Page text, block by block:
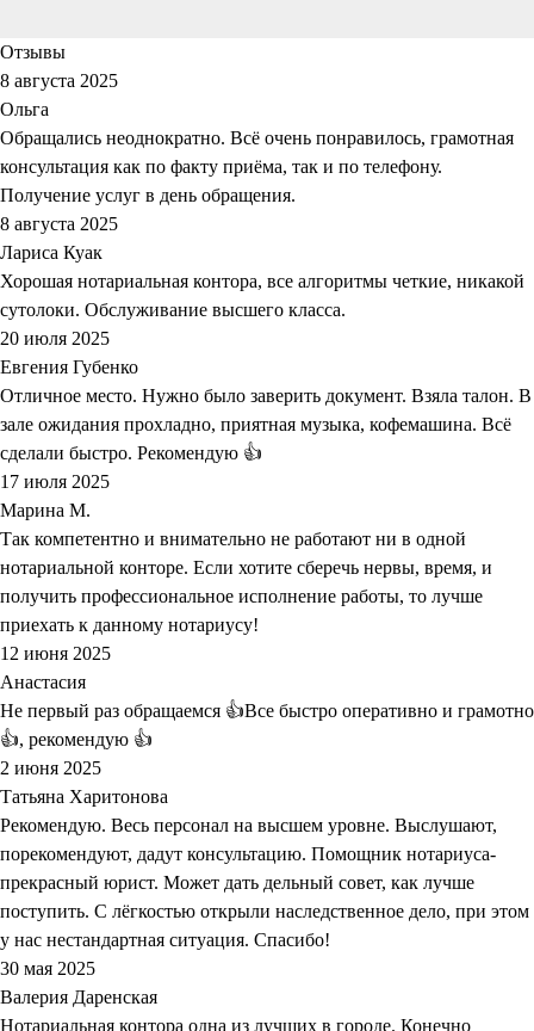
Отзывы
8 августа 2025
Ольга
Обращались неоднократно. Всё очень понравилось, грамотная
консультация как по факту приёма, так и по телефону.
Получение услуг в день обращения.
8 августа 2025
Лариса Куак
Хорошая нотариальная контора, все алгоритмы четкие, никакой
сутолоки. Обслуживание высшего класса.
20 июля 2025
Евгения Губенко
Отличное место. Нужно было заверить документ. Взяла талон. В
зале ожидания прохладно, приятная музыка, кофемашина. Всё
сделали быстро. Рекомендую 👍
17 июля 2025
Марина М.
Так компетентно и внимательно не работают ни в одной
нотариальной конторе. Если хотите сберечь нервы, время, и
получить профессиональное исполнение работы, то лучше
приехать к данному нотариусу!
12 июня 2025
Анастасия
Не первый раз обращаемся 👍Все быстро оперативно и грамотно
👍, рекомендую 👍
2 июня 2025
Татьяна Харитонова
Рекомендую. Весь персонал на высшем уровне. Выслушают,
порекомендуют, дадут консультацию. Помощник нотариуса-
прекрасный юрист. Может дать дельный совет, как лучше
поступить. С лёгкостью открыли наследственное дело, при этом
у нас нестандартная ситуация. Спасибо!
30 мая 2025
Валерия Даренская
Нотариальная контора одна из лучших в городе. Конечно